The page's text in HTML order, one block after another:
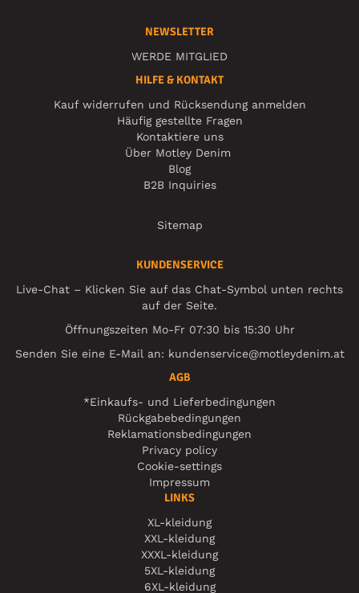
NEWSLETTER
WERDE MITGLIED
HILFE & KONTAKT
Kauf widerrufen und Rücksendung anmelden
Häufig gestellte Fragen
Kontaktiere uns
Über Motley Denim
Blog
B2B Inquiries
Sitemap
KUNDENSERVICE
Live-Chat – Klicken Sie auf das Chat-Symbol unten rechts
auf der Seite.
Öffnungszeiten Mo-Fr 07:30 bis 15:30 Uhr
Senden Sie eine E-Mail an: kundenservice@motleydenim.at
AGB
*Einkaufs- und Lieferbedingungen
Rückgabebedingungen
Reklamationsbedingungen
Privacy policy
Cookie-settings
Impressum
LINKS
XL-kleidung
XXL-kleidung
XXXL-kleidung
5XL-kleidung
6XL-kleidung